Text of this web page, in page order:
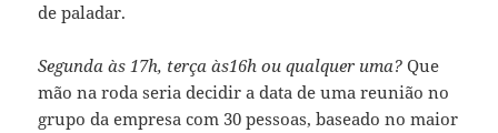
de paladar.
Segunda às 17h, terça às16h ou qualquer uma? Que
mão na roda seria decidir a data de uma reunião no
grupo da empresa com 30 pessoas, baseado no maior